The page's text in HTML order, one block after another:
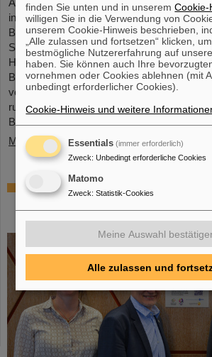
in Berlin von 11:00 bis 18:00 Uhr zum Tag
Besucher*innen erwartet ein spannender
Spitzenforschung und zukunftsweisende
Helmholtzzentrum für
Beschleunigerzentrum FAIR sind mit einem
vertreten und bieten spannende Einblicke
rund um das Forschungszentrum in
Besucher*innen…
Mehr »
GSI/FAIR ist Quantenort! –
Year of Quantum Science
feiert die
finden Sie unten und in unseremCookie-
willigen Sie in die Verwendung von
unserem Cookie-Hinweis beschrieben,
„Alle zulassen und fortsetzen“ klicken,
bestmögliche Nutzererfahrung auf
haben. Sie können auch Ihre
vornehmen oder Cookies ablehnen (mit
unbedingt erforderlicher Cookies).
Cookie-Hinweis und weitere
Essentials (immer erforderlich)
Zweck: Unbedingt erforderliche Cookies
Matomo
Zweck: Statistik-Cookies
Meine Auswahl
Alle zulassen und